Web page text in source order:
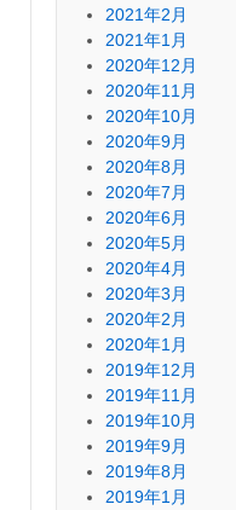
2021年2月
2021年1月
2020年12月
2020年11月
2020年10月
2020年9月
2020年8月
2020年7月
2020年6月
2020年5月
2020年4月
2020年3月
2020年2月
2020年1月
2019年12月
2019年11月
2019年10月
2019年9月
2019年8月
2019年1月